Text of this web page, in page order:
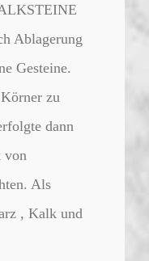
Ablagerung
Gesteine.
zu
dann
von
Als
, Kalk und